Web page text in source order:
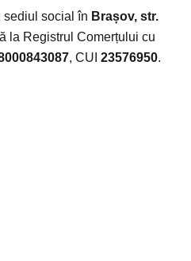
sediul social în Brașov, str.
la Registrul Comerțului cu
, CUI 23576950